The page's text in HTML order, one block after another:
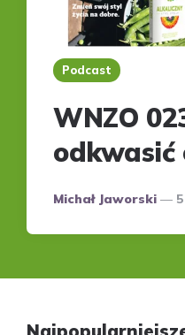
Podcast
WNZO
odkwasić
Posted
Michał Jaworski